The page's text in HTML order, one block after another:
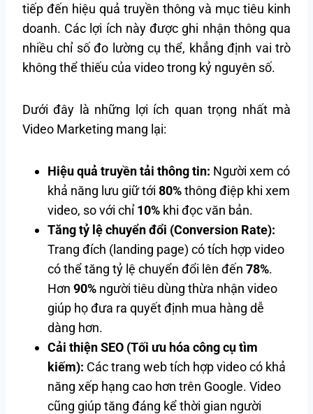
tiếp đến hiệu quả truyền thông và mục tiêu kinh
doanh. Các lợi ích này được ghi nhận thông qua
nhiều chỉ số đo lường cụ thể, khẳng định vai trò
không thể thiếu của video trong kỷ nguyên số.
Dưới đây là những lợi ích quan trọng nhất mà
Video Marketing mang lại:
Hiệu quả truyền tải thông tin: Người xem có
khả năng lưu giữ tới 80%thông điệp khi xem
video, so với chỉ10% khi đọc văn bản.
Tăng tỷ lệ chuyển đổi (Conversion Rate):
Trang đích (landing page) có tích hợp video
có thể tăng tỷ lệ chuyển đổi lên đến 78%.
Hơn 90% người tiêu dùng thừa nhận video
giúp họ đưa ra quyết định mua hàng dễ
dàng hơn.
Cải thiện SEO (Tối ưu hóa công cụ tìm
kiếm): Các trang web tích hợp video có khả
năng xếp hạng cao hơn trên Google. Video
cũng giúp tăng đáng kể thời gian người